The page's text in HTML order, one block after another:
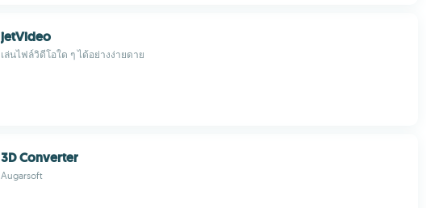
jetVideo
เล่นไฟล์วิดีโอใด ๆ ได้อย่างง่ายดาย
3D Converter
Augarsoft